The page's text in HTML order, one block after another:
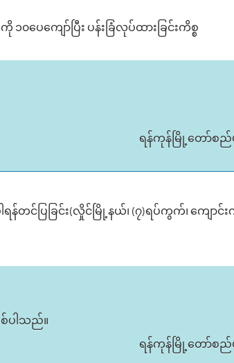
၀ပေကျော်ပြီး ပန်းခြံလုပ်ထားခြင်းကိစ္စ
ရန်ကုန်မြို့တော်စည်
န်တင်ပြခြင်း(လှိုင်မြို့နယ်၊ (၇)ရပ်ကွက်၊ ကျောင်း
ပါသည်။
ရန်ကုန်မြို့တော်စည်